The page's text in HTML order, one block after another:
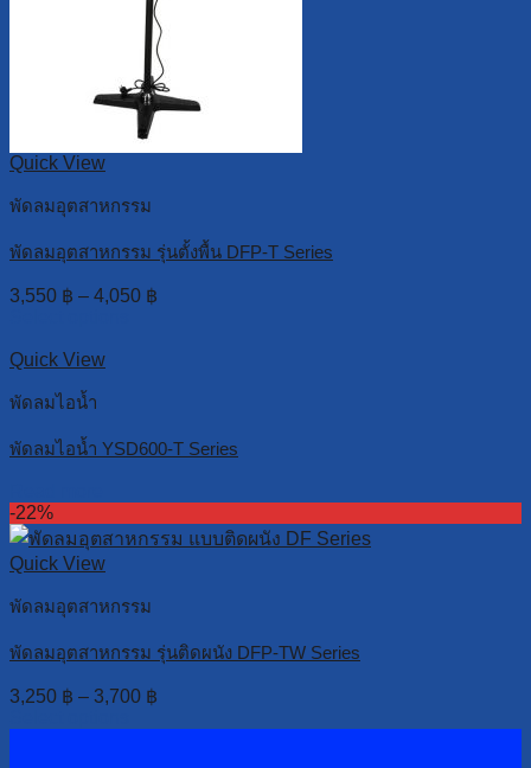
Quick View
พัดลมอุตสาหกรรม
พัดลมอุตสาหกรรม รุ่นตั้งพื้น DFP-T Series
3,550 ฿ – 4,050 ฿
Quick View
พัดลมไอน้ำ
พัดลมไอน้ำ YSD600-T Series
-22%
Quick View
พัดลมอุตสาหกรรม
พัดลมอุตสาหกรรม รุ่นติดผนัง DFP-TW Series
3,250 ฿ – 3,700 ฿